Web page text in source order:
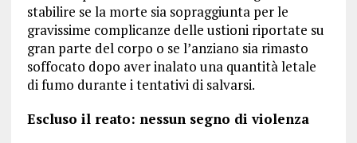
stabilire se la morte sia sopraggiunta per le
gravissime complicanze delle ustioni riportate su
gran parte del corpo o se l’anziano sia rimasto
soffocato dopo aver inalato una quantità letale
di fumo durante i tentativi di salvarsi.
Escluso il reato: nessun segno di violenza